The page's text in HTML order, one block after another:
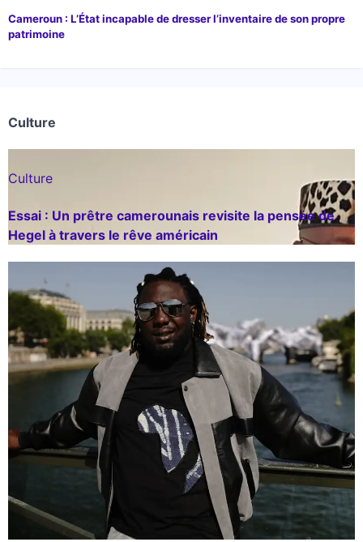
Cameroun : L’État incapable de dresser l’inventaire de son propre
patrimoine
Culture
Culture
Essai : Un prêtre camerounais revisite la pensée de
Hegel à travers le rêve américain